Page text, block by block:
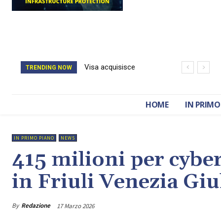
TRENDING NOW
Visa acquisisce
HOME IN
IN PRIMO PIANO NEWS
415 milioni per
in Friuli Venezia
By Redazione 17 Marzo 2026